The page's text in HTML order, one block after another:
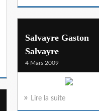
Salvayre Gaston
Salvayre
4 Mars 2009
Lire la suite